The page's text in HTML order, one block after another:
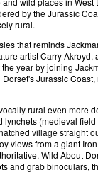
by the Jurassic
rural.
that reminds
artist Carry
year by joining
Jurassic
rural even more
(medieval
village straight
views from a giant
Wild About
and grab binoculars,